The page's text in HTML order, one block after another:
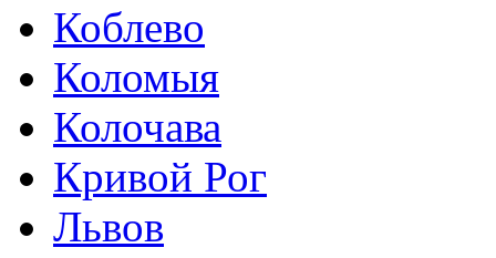
Коблево
Коломыя
Колочава
Кривой Рог
Львов